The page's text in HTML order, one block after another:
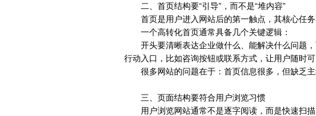
二、首页结构要“引导”，而不是“堆内容”
首页是用户进入网站后的第一触点，其核心任
一个高转化首页通常具备几个关键逻辑：
开头要清晰表达企业做什么、能解决什么问题
行动入口，比如咨询按钮或联系方式，让用户随时可
很多网站的问题在于：首页信息很多，但缺乏
三、页面结构要符合用户浏览习惯
用户浏览网站通常不是逐字阅读，而是快速扫